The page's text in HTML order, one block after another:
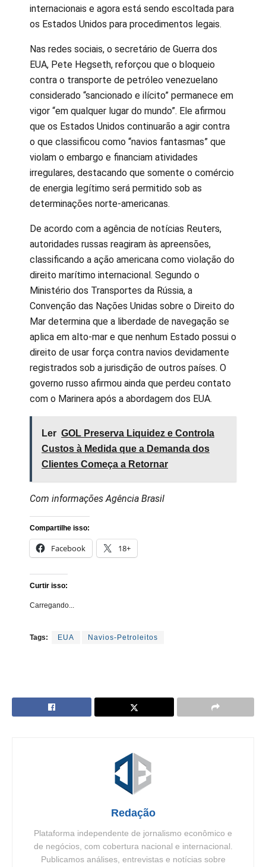
internacionais e agora está sendo escoltada para
os Estados Unidos para procedimentos legais.
Nas redes sociais, o secretário de Guerra dos
EUA, Pete Hegseth, reforçou que o bloqueio
contra o transporte de petróleo venezuelano
considerado “sancionado e ilícito” permanece em
vigor “em qualquer lugar do mundo”. Ele afirmou
que os Estados Unidos continuarão a agir contra
o que classificou como “navios fantasmas” que
violam o embargo e financiam atividades
irregulares, destacando que somente o comércio
de energia legítimo será permitido sob as
determinações norte-americanas.
De acordo com a agência de notícias Reuters,
autoridades russas reagiram às apreensões,
classificando a ação americana como violação do
direito marítimo internacional. Segundo o
Ministério dos Transportes da Rússia, a
Convenção das Nações Unidas sobre o Direito do
Mar determina que a liberdade de navegação se
aplica em alto-mar e que nenhum Estado possui o
direito de usar força contra navios devidamente
registrados sob a jurisdição de outros países. O
governo russo afirmou ainda que perdeu contato
com o Marinera após a abordagem dos EUA.
Ler GOL Preserva Liquidez e Controla
Custos à Medida que a Demanda dos
Clientes Começa a Retornar
Com informações Agência Brasil
Compartilhe isso:
Facebook 18+
Curtir isso:
Carregando...
Tags: EUA Navios-Petroleitos
Redação
Plataforma independente de jornalismo econômico e
de negócios, com cobertura nacional e internacional.
Publicamos análises, entrevistas e notícias sobre